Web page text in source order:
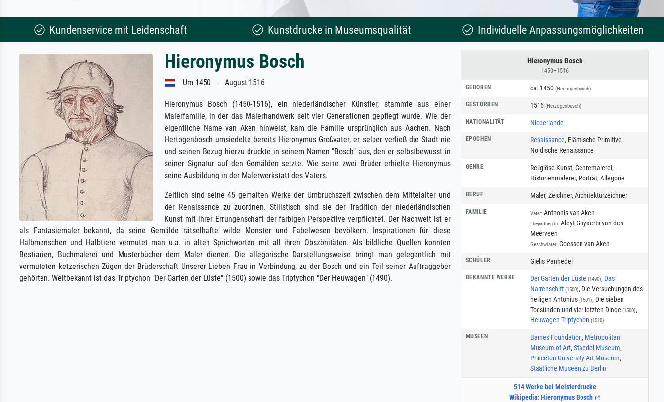
Kundenservice mit Leidenschaft Kunstdrucke in Museumsqualität Individuelle Anpassungsmöglichkeiten
Hieronymus Bosch
1450–1516
GEBOREN ca. 1450 (Herzogenbusch)
GESTORBEN 1516 (Herzogenbusch)
NATIONALITÄT Niederlande
EPOCHEN Renaissance, Flämische Primitive,
Nordische Renaissance
GENRE Religiöse Kunst, Genremalerei,
Historienmalerei, Porträt, Allegorie
BERUF Maler, Zeichner, Architekturzeichner
FAMILIE Vater: Anthonis van Aken
Ehepartner/in: Aleyt Goyaerts van den
Meerveen
Geschwister: Goessen van Aken
SCHÜLER Gielis Panhedel
BEKANNTE WERKE Der Garten der Lüste (1490), Das
Narrenschiff(1500), Die Versuchungen des
heiligen Antonius (1501), Die sieben
Todsünden und vier letzten Dinge (1500),
Heuwagen-Triptychon (1510)
MUSEEN Barnes Foundation, Metropolitan
Museum of Art, Staedel Museum,
Princeton University Art Museum,
Staatliche Museen zu Berlin
514 Werke bei Meisterdrucke
Wikipedia: Hieronymus Bosch
Hieronymus Bosch
Um 1450 - August 1516
Hieronymus Bosch (1450-1516), ein niederländischer Künstler, stammte aus einer
Malerfamilie, in der das Malerhandwerk seit vier Generationen gepflegt wurde. Wie der
eigentliche Name van Aken hinweist, kam die Familie ursprünglich aus Aachen. Nach
Hertogenbosch umsiedelte bereits Hieronymus Großvater, er selber verließ die Stadt nie
und seinen Bezug hierzu druckte in seinem Namen "Bosch" aus, den er selbstbewusst in
seiner Signatur auf den Gemälden setzte. Wie seine zwei Brüder erhielte Hieronymus
seine Ausbildung in der Malerwerkstatt des Vaters.
Zeitlich sind seine 45 gemalten Werke der Umbruchszeit zwischen dem Mittelalter und
der Renaissance zu zuordnen. Stilistisch sind sie der Tradition der niederländischen
Kunst mit ihrer Errungenschaft der farbigen Perspektive verpflichtet. Der Nachwelt ist er
als Fantasiemaler bekannt, da seine Gemälde rätselhafte wilde Monster und Fabelwesen bevölkern. Inspirationen für diese
Halbmenschen und Halbtiere vermutet man u.a. in alten Sprichworten mit all ihren Obszönitäten. Als bildliche Quellen konnten
Bestiarien, Buchmalerei und Musterbücher dem Maler dienen. Die allegorische Darstellungsweise bringt man gelegentlich mit
vermuteten ketzerischen Zügen der Brüderschaft Unserer Lieben Frau in Verbindung, zu der Bosch und ein Teil seiner Auftraggeber
gehörten. Weltbekannt ist das Triptychon "Der Garten der Lüste" (1500) sowie das Triptychon "Der Heuwagen" (1490).